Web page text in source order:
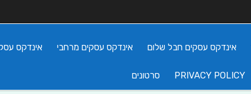
אינדקס עסקים חבל שלום אינדקס עסקים מרחבי אינדקס
PRIVACY POLICY סרטונים